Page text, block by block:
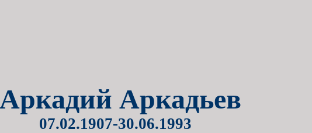
Аркадий Аркадьев
07.02.1907-30.06.1993